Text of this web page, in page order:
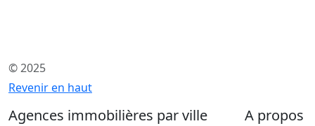
© 2025
Revenir en haut
Agences immobilières par ville A propos